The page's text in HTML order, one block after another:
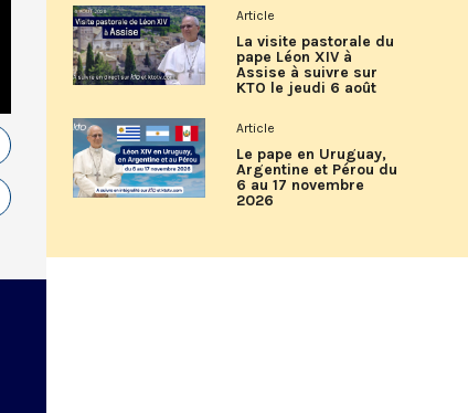
Article
La visite pastorale du
pape Léon XIV à
Assise à suivre sur
KTO le jeudi 6 août
Article
Le pape en Uruguay,
Argentine et Pérou du
6 au 17 novembre
2026